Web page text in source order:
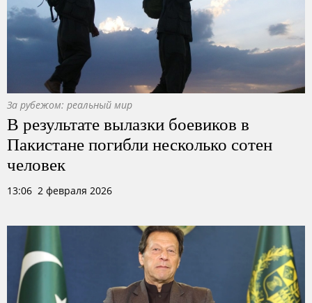
За рубежом: реальный мир
В результате вылазки боевиков в
Пакистане погибли несколько сотен
человек
13:06 2 февраля 2026